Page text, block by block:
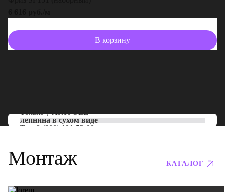
В корзину
Только уARTPOLE
лепнина в сухом виде
Тел: 8 (800) 101-53-00
Монтаж КАТАЛОГ